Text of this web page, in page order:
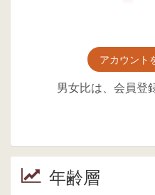
アカウント
男女比は、会員登
年齢層